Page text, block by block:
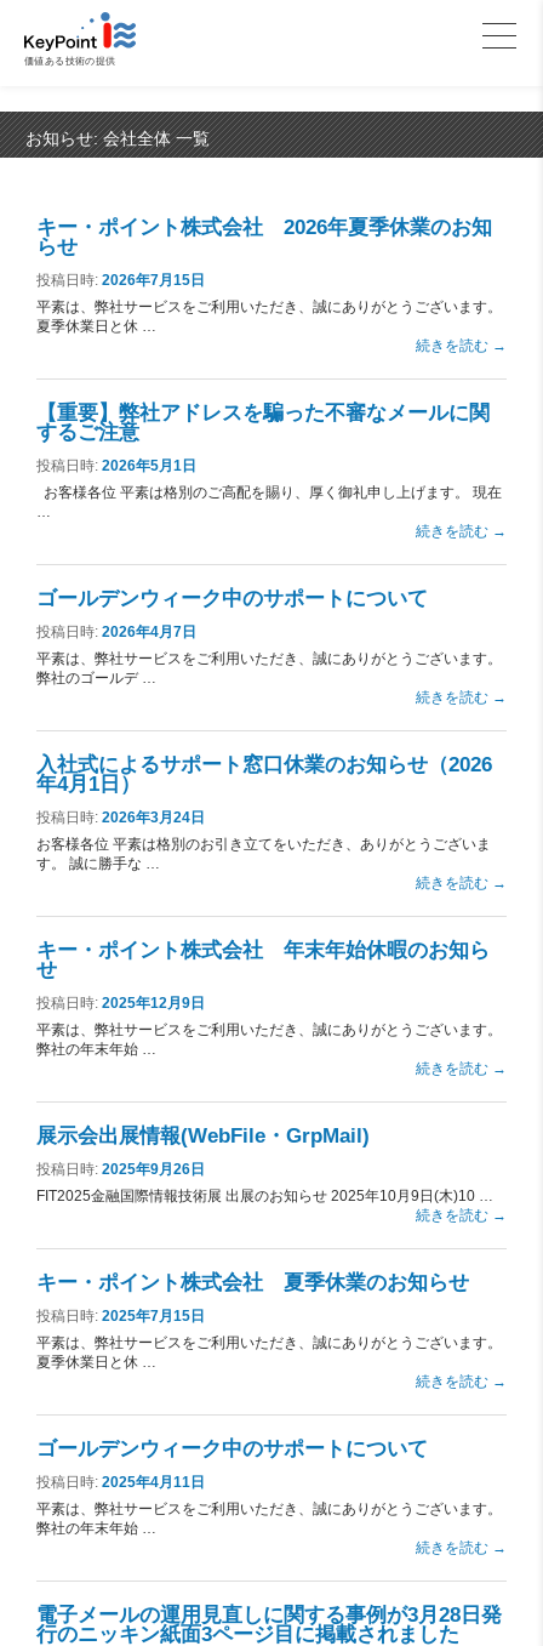
価値ある技術の提供
お知らせ:会社全体一覧
キー・ポイント株式会社 2026年夏季休業のお知
らせ
投稿日時: 2026年7月15日
平素は、弊社サービスをご利用いただき、誠にありがとうございます。
夏季休業日と休 …
続きを読む →
【重要】弊社アドレスを騙った不審なメールに関
するご注意
投稿日時: 2026年5月1日
お客様各位 平素は格別のご高配を賜り、厚く御礼申し上げます。 現在
続きを読む →
ゴールデンウィーク中のサポートについて
投稿日時: 2026年4月7日
平素は、弊社サービスをご利用いただき、誠にありがとうございます。
弊社のゴールデ …
続きを読む →
入社式によるサポート窓口休業のお知らせ（2026
年4月1日）
投稿日時: 2026年3月24日
お客様各位 平素は格別のお引き立てをいただき、ありがとうございま
す。 誠に勝手な …
続きを読む →
キー・ポイント株式会社 年末年始休暇のお知ら
せ
投稿日時: 2025年12月9日
平素は、弊社サービスをご利用いただき、誠にありがとうございます。
弊社の年末年始 …
続きを読む →
展示会出展情報(WebFile・GrpMail)
投稿日時: 2025年9月26日
FIT2025金融国際情報技術展 出展のお知らせ 2025年10月9日(木)10 …
続きを読む →
キー・ポイント株式会社 夏季休業のお知らせ
投稿日時: 2025年7月15日
平素は、弊社サービスをご利用いただき、誠にありがとうございます。
夏季休業日と休 …
続きを読む →
ゴールデンウィーク中のサポートについて
投稿日時: 2025年4月11日
平素は、弊社サービスをご利用いただき、誠にありがとうございます。
弊社の年末年始 …
続きを読む →
電子メールの運用見直しに関する事例が3月28日発
行のニッキン紙面3ページ目に掲載されました